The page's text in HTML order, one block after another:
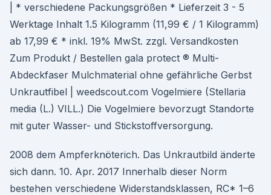
| * verschiedene Packungsgrößen * Lieferzeit 3 - 5
Werktage Inhalt 1.5 Kilogramm (11,99 € / 1 Kilogramm)
ab 17,99 € * inkl. 19% MwSt. zzgl. Versandkosten
Zum Produkt / Bestellen gala protect ® Multi-
Abdeckfaser Mulchmaterial ohne gefährliche Gerbst
Unkrautfibel | weedscout.com Vogelmiere (Stellaria
media (L.) VILL.) Die Vogelmiere bevorzugt Standorte
mit guter Wasser- und Stickstoffversorgung.
2008 dem Ampferknöterich. Das Unkrautbild änderte
sich dann. 10. Apr. 2017 Innerhalb dieser Norm
bestehen verschiedene Widerstandsklassen, RC* 1–6